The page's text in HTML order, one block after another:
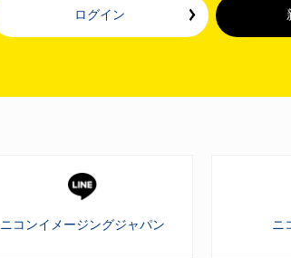
ログイン
ニコンイメージングジャパン ニ